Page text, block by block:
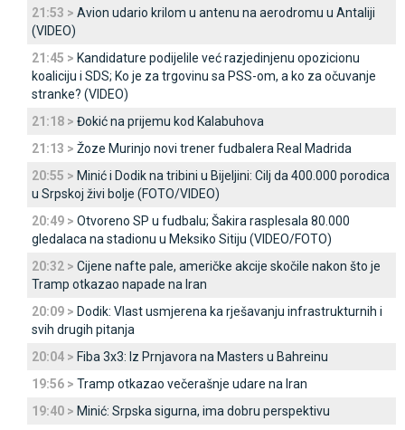
21:53 > Avion udario krilom u antenu na aerodromu u Antaliji
(VIDEO)
21:45 > Kandidature podijelile već razjedinjenu opozicionu
koaliciju i SDS; Ko je za trgovinu sa PSS-om, a ko za očuvanje
stranke? (VIDEO)
21:18 > Đokić na prijemu kod Kalabuhova
21:13 > Žoze Murinjo novi trener fudbalera Real Madrida
20:55 > Minić i Dodik na tribini u Bijeljini: Cilj da 400.000 porodica
u Srpskoj živi bolje (FOTO/VIDEO)
20:49 > Otvoreno SP u fudbalu; Šakira rasplesala 80.000
gledalaca na stadionu u Meksiko Sitiju (VIDEO/FOTO)
20:32 > Cijene nafte pale, američke akcije skočile nakon što je
Tramp otkazao napade na Iran
20:09 > Dodik: Vlast usmjerena ka rješavanju infrastrukturnih i
svih drugih pitanja
20:04 > Fiba 3x3: Iz Prnjavora na Masters u Bahreinu
19:56 > Tramp otkazao večerašnje udare na Iran
19:40 > Minić: Srpska sigurna, ima dobru perspektivu